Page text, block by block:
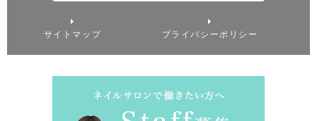
サイトマップ プライバシーポリシー